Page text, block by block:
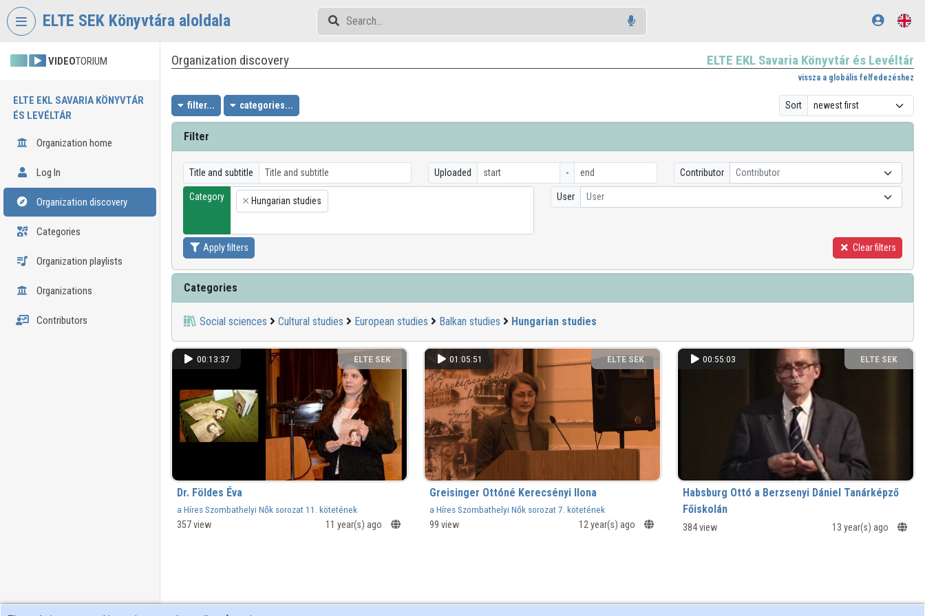
Skip header
ELTE SEK Könyvtára aloldala
VIDEOTORIUM
ELTE EKL SAVARIA KÖNYVTÁR
ÉS LEVÉLTÁR
Organization home
Log In
Organization discovery
Categories
Organization playlists
Organizations
Contributors
Organization discovery ELTE EKL Savaria Könyvtár és Levéltár
vissza a globális felfedezéshez
filter... categories... Sort
Filter
Title and subtitle Uploaded - Contributor Contributor
Category
×
Hungarian studies User User
Apply filters Clear filters
Categories
Social sciences Cultural studies European studies Balkan studies Hungarian studies
00:13:37
ELTE SEK
KÖNYVTÁRA
Dr. Földes Éva
a Híres Szombathelyi Nők sorozat 11. kötetének
könyvbemutatója
357 view 11 year(s) ago
01:05:51
ELTE SEK
KÖNYVTÁRA
Greisinger Ottóné Kerecsényi Ilona
a Híres Szombathelyi Nők sorozat 7. kötetének
könyvbemutatója
99 view 12 year(s) ago
00:55:03
ELTE SEK
Habsburg Ottó a Berzsenyi Dániel Tanárképző
Főiskolán
384 view 13 year(s) ago